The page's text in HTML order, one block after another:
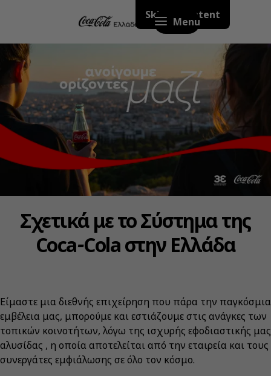
Skip to content
Menu
Σχετικά με το Σύστημα της
Coca‑Cola στην Ελλάδα
Είμαστε μια διεθνής επιχείρηση που πάρα την παγκόσμια
εμβέλεια μας, μπορούμε και εστιάζουμε στις ανάγκες των
τοπικών κοινοτήτων, λόγω της ισχυρής εφοδιαστικής μας
αλυσίδας , η οποία αποτελείται από την εταιρεία και τους
συνεργάτες εμφιάλωσης σε όλο τον κόσμο.